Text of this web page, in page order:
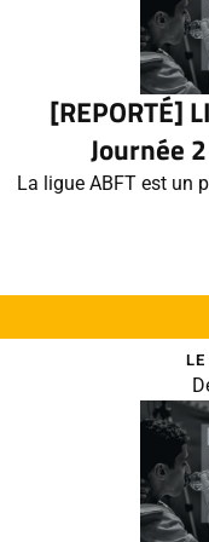
[REPORTÉ]
Journée
La ligue ABFT est un